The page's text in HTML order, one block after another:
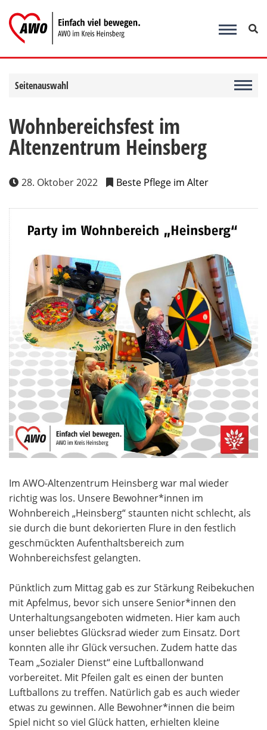
Inhalt
springen
Seitenauswahl
Wohnbereichsfest im
Altenzentrum Heinsberg
28. Oktober 2022 Beste Pflege im Alter
Im AWO-Altenzentrum Heinsberg war mal wieder
richtig was los. Unsere Bewohner*innen im
Wohnbereich „Heinsberg“ staunten nicht schlecht, als
sie durch die bunt dekorierten Flure in den festlich
geschmückten Aufenthaltsbereich zum
Wohnbereichsfest gelangten.
Pünktlich zum Mittag gab es zur Stärkung Reibekuchen
mit Apfelmus, bevor sich unsere Senior*innen den
Unterhaltungsangeboten widmeten. Hier kam auch
unser beliebtes Glücksrad wieder zum Einsatz. Dort
konnten alle ihr Glückversuchen. Zudem hatte das
Team „Sozialer Dienst“ eine Luftballonwand
vorbereitet. Mit Pfeilen galt es einen der bunten
Luftballons zu treffen. Natürlich gab es auch wieder
etwas zu gewinnen. Alle Bewohner*innen die beim
Spiel nicht so viel Glück hatten, erhielten kleine